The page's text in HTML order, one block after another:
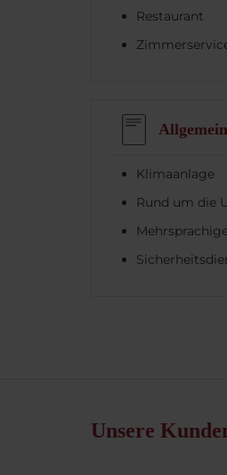
Restaurant
Allgemein
Klimaanlage
Rund um die
Unsere